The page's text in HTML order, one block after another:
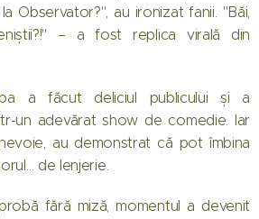
Observator?", au ironizat fanii. "Băi,
– a fost replica virală din
a făcut deliciul publicului și a
un adevărat show de comedie. Iar
au demonstrat că pot îmbina
de lenjerie.
fără miză, momentul a devenit